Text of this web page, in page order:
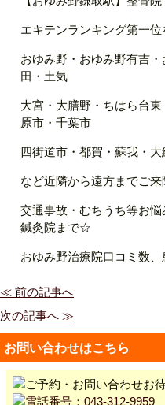
エキテンランキング第一位
おゆみ野・おゆみ野有吉
田・土気
大宮・大膳野・ちはら台
原市・千葉市
四街道市・都賀・蘇我・
など近隣から遠方までご来
交通事故・むちうち等お
鍼灸院まで☆
おゆみ野治療院口コミ数
≪ 前の記事へ
次の記事へ ≫
お問い合わせはこちら